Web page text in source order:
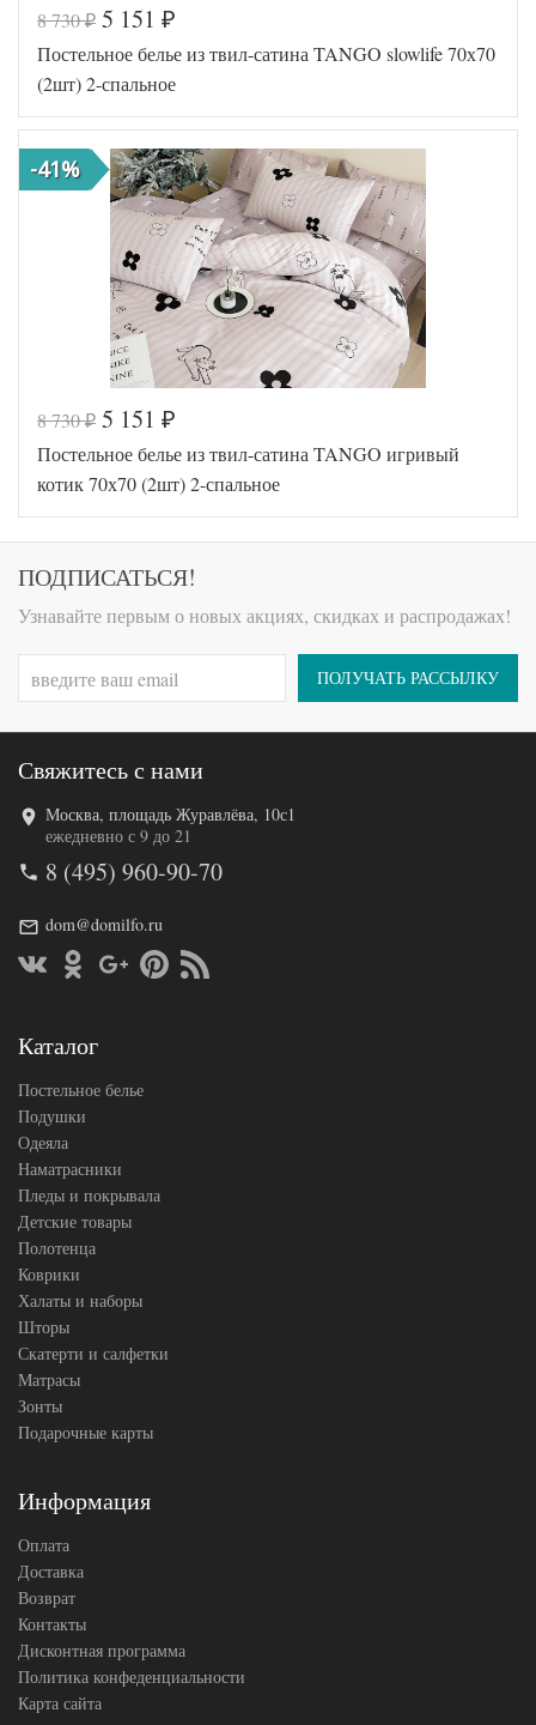
Код товара
577-924
Артикул
TT1247
Ткань
Твил
Размер
пододеяльника 180х210
Размер
простыни
220х245
50х70
(2шт)
Производитель
Tango
(Китай)
Код товара
577-849
Артикул
TT1246
44
Ткань
Твил
Размер
пододеяльника
Размер
простыни
220х245
Размер
70х70
Tango
(Китай)
8 730₽ 5 151 ₽
Постельное белье из твил-сатина TANGO slowlife 70х70
(2шт) 2-спальное
-41%
Код товара
577-993
Артикул
22
Размер
180х210
Размер
220х245
8 730₽ 5 151 ₽
Постельное белье из твил-сатина TANGO игривый
котик 70х70 (2шт) 2-спальное
ПОДПИСАТЬСЯ!
Узнавайте первым о новых акциях, скидках и распродажах!
ПОЛУЧАТЬ РАССЫЛКУ
Свяжитесь с нами
Москва, площадь Журавлёва, 10с1
ежедневно с 9 до 21
8 (495) 960-90-70
dom@domilfo.ru
Каталог
Постельное белье
Подушки
Одеяла
Наматрасники
Пледы и покрывала
Детские товары
Полотенца
Коврики
Халаты и наборы
Шторы
Скатерти и салфетки
Матрасы
Зонты
Подарочные карты
Информация
Оплата
Доставка
Возврат
Контакты
Дисконтная программа
Политика конфеденциальности
Карта сайта